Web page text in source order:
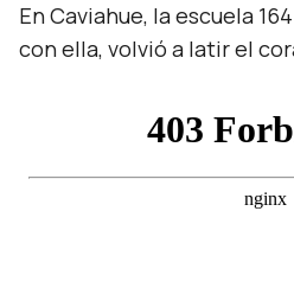
En Caviahue, la escuela
con ella, volvió a latir el